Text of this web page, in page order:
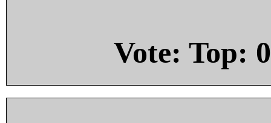
Vote: Top: 0